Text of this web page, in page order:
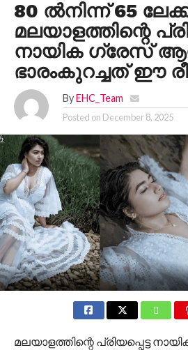
80 ൽനിന്ന് 65
മലയാളത്തിന്റെ
നായിക ഗ്രേസ്
ഭാരംകുറച്ചത് ഈ
By EHC_Team
Posted on December 8, 2025
മലയാളത്തിന്റെ പ്രിയപ്പെട്ട